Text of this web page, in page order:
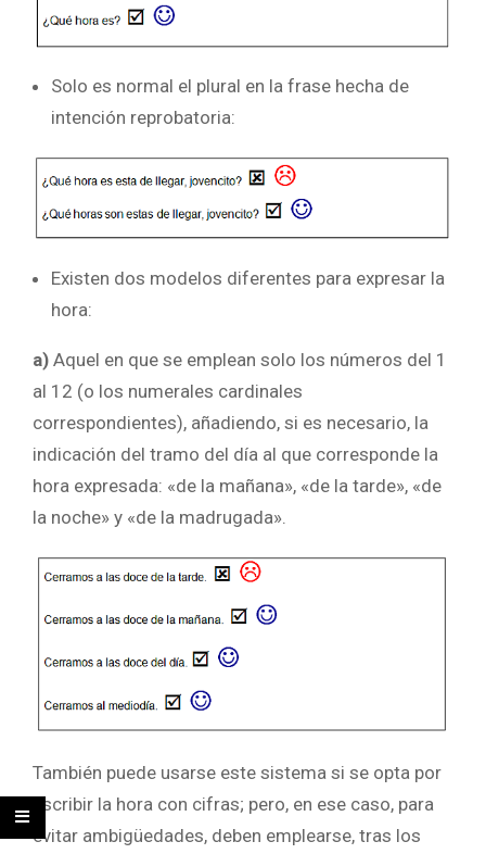
Solo es normal el plural en la frase hecha de
intención reprobatoria:
Existen dos modelos diferentes para expresar la
hora:
a) Aquel en que se emplean solo los números del 1
al 12 (o los numerales cardinales
correspondientes), añadiendo, si es necesario, la
indicación del tramo del día al que corresponde la
hora expresada: «de la mañana», «de la tarde», «de
la noche» y «de la madrugada».
También puede usarse este sistema si se opta por
escribir la hora con cifras; pero, en ese caso, para
evitar ambigüedades, deben emplearse, tras los